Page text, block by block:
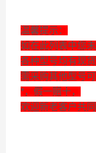
温馨提示：
如在此列表中您
各种型号均有现
需采购其他型号可
*，假一赔十，
欢迎新老客户共同